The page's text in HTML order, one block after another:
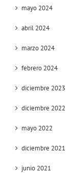
mayo 2024
abril 2024
marzo 2024
febrero 2024
diciembre 2023
diciembre 2022
mayo 2022
diciembre 2021
junio 2021